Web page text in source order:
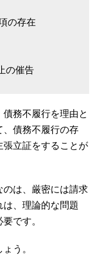
の存在
の催告
務不履行を理由と
、債務不履行の存
張立証をすることが
のは、厳密には請求
、理論的な問題
です。
う。